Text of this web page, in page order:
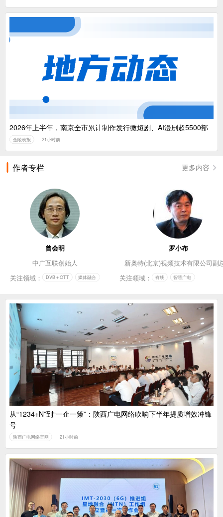
2026年上半年，南京全市累计制作发行微短剧、AI漫剧超5500部
金陵晚报 21小时前
作者专栏 更多内容
曾会明
中广互联创始人
关注领域：
DVB＋OTT 媒体融合
罗小布
新奥特(北京)视频技术有限公司副
关注领域：
有线 智慧广电
从“1234+N”到“一企一策”：陕西广电网络吹响下半年提质增效冲锋
号
陕西广电网络官网 21小时前